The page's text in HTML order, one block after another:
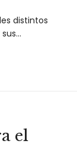
distintos
el